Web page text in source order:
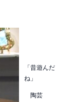
「昔遊んだ
ね」
陶芸